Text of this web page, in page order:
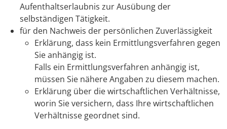
Aufenthaltserlaubnis zur Ausübung der
selbständigen Tätigkeit.
für den Nachweis der persönlichen Zuverlässigkeit
Erklärung, dass kein Ermittlungsverfahren gegen
Sie anhängig ist.
Falls ein Ermittlungsverfahren anhängig ist,
müssen Sie nähere Angaben zu diesem machen.
Erklärung über die wirtschaftlichen Verhältnisse,
worin Sie versichern, dass Ihre wirtschaftlichen
Verhältnisse geordnet sind.